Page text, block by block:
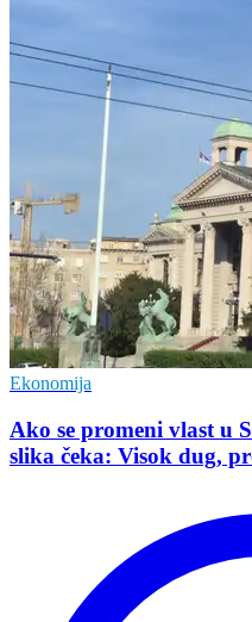
Ekonomija
Ako se promeni vlast u
slika čeka: Visok dug,